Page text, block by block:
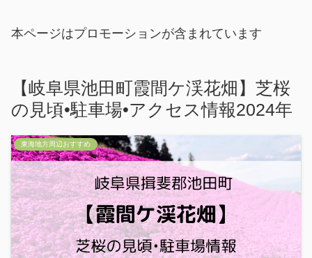
本ページはプロモーションが含まれています
【岐阜県池田町霞間ケ渓花畑】芝桜
の見頃•駐車場•アクセス情報2024年
東海地方周辺おすすめ